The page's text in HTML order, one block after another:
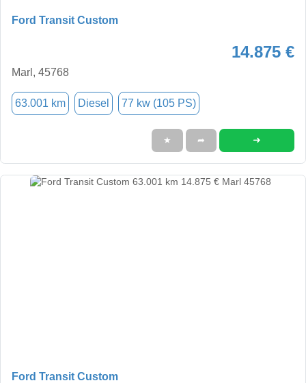
Ford Transit Custom
14.875 €
Marl, 45768
63.001 km Diesel 77 kw (105 PS)
★ ➦ ➜
Ford Transit Custom